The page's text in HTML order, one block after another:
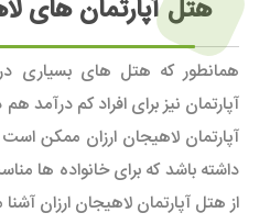
هتل آپارتمان های
همانطور که هتل های بسیاری
آپارتمان نیز برای افراد کم
آپارتمان لاهیجان ارزان ممکن
داشته باشد که برای خانواده ها
از هتل آپارتمان لاهیجان ارزان